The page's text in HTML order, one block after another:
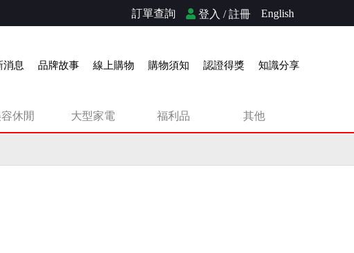
休閒 大型家電 福利品 其他
訂單查詢 登入 / 註冊 English
消息 品牌故事 線上購物 購物須知 認證得獎 知識分享